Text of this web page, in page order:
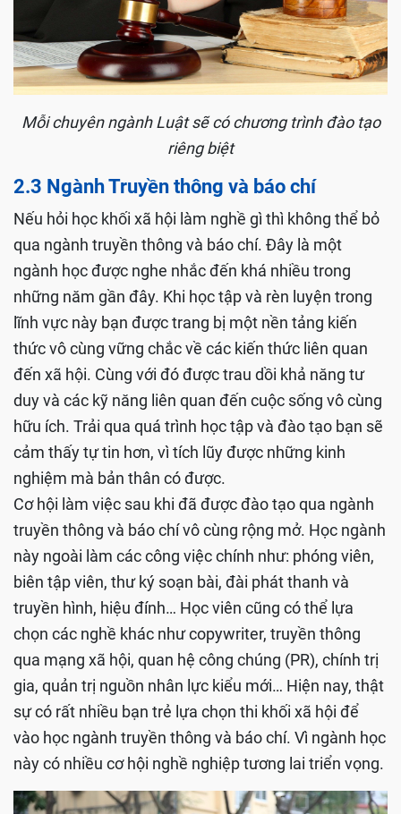
Mỗi chuyên ngành Luật sẽ có chương trình đào tạo
riêng biệt
2.3 Ngành Truyền thông và báo chí
Nếu hỏi học khối xã hội làm nghề gì thì không thể bỏ
qua ngành truyền thông và báo chí. Đây là một
ngành học được nghe nhắc đến khá nhiều trong
những năm gần đây. Khi học tập và rèn luyện trong
lĩnh vực này bạn được trang bị một nền tảng kiến
thức vô cùng vững chắc về các kiến thức liên quan
đến xã hội. Cùng với đó được trau dồi khả năng tư
duy và các kỹ năng liên quan đến cuộc sống vô cùng
hữu ích. Trải qua quá trình học tập và đào tạo bạn sẽ
cảm thấy tự tin hơn, vì tích lũy được những kinh
nghiệm mà bản thân có được.
Cơ hội làm việc sau khi đã được đào tạo qua ngành
truyền thông và báo chí vô cùng rộng mở. Học ngành
này ngoài làm các công việc chính như: phóng viên,
biên tập viên, thư ký soạn bài, đài phát thanh và
truyền hình, hiệu đính… Học viên cũng có thể lựa
chọn các nghề khác như copywriter, truyền thông
qua mạng xã hội, quan hệ công chúng (PR), chính trị
gia, quản trị nguồn nhân lực kiểu mới… Hiện nay, thật
sự có rất nhiều bạn trẻ lựa chọn thi khối xã hội để
vào học ngành truyền thông và báo chí. Vì ngành học
này có nhiều cơ hội nghề nghiệp tương lai triển vọng.